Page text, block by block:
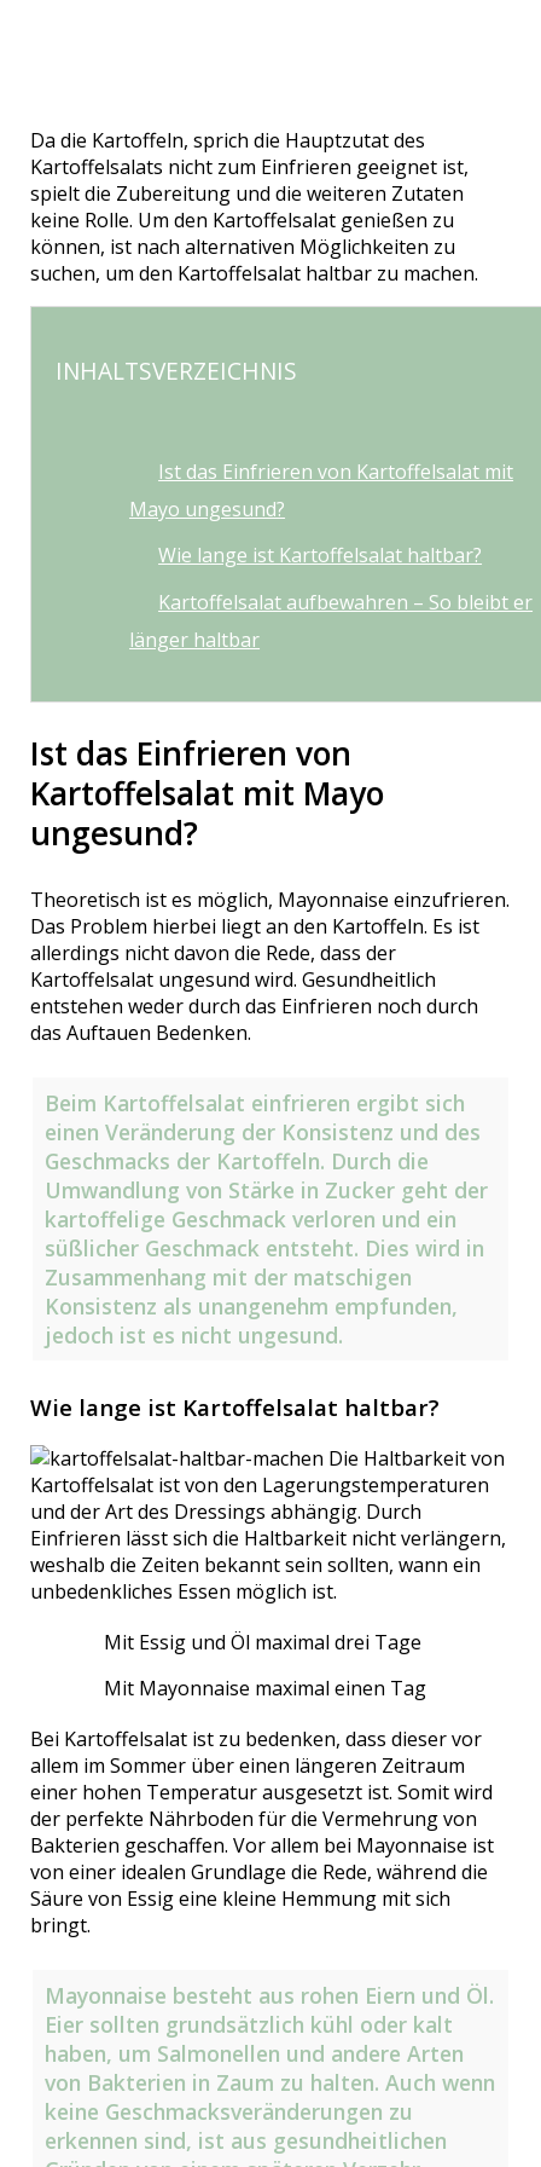
Da die Kartoffeln, sprich die Hauptzutat des
Kartoffelsalats nicht zum Einfrieren geeignet ist,
spielt die Zubereitung und die weiteren Zutaten
keine Rolle. Um den Kartoffelsalat genießen zu
können, ist nach alternativen Möglichkeiten zu
suchen, um den Kartoffelsalat haltbar zu machen.
INHALTSVERZEICHNIS
Ist das Einfrieren von Kartoffelsalat mit
Mayo ungesund?
Wie lange ist Kartoffelsalat haltbar?
Kartoffelsalat aufbewahren – So bleibt er
länger haltbar
Ist das Einfrieren von
Kartoffelsalat mit Mayo
ungesund?
Theoretisch ist es möglich, Mayonnaise einzufrieren.
Das Problem hierbei liegt an den Kartoffeln. Es ist
allerdings nicht davon die Rede, dass der
Kartoffelsalat ungesund wird. Gesundheitlich
entstehen weder durch das Einfrieren noch durch
das Auftauen Bedenken.
Beim Kartoffelsalat einfrieren ergibt sich
einen Veränderung der Konsistenz und des
Geschmacks der Kartoffeln. Durch die
Umwandlung von Stärke in Zucker geht der
kartoffelige Geschmack verloren und ein
süßlicher Geschmack entsteht. Dies wird in
Zusammenhang mit der matschigen
Konsistenz als unangenehm empfunden,
jedoch ist es nicht ungesund.
Wie lange ist Kartoffelsalat haltbar?
Die Haltbarkeit von
Kartoffelsalat ist von den Lagerungstemperaturen
und der Art des Dressings abhängig. Durch
Einfrieren lässt sich die Haltbarkeit nicht verlängern,
weshalb die Zeiten bekannt sein sollten, wann ein
unbedenkliches Essen möglich ist.
Mit Essig und Öl maximal drei Tage
Mit Mayonnaise maximal einen Tag
Bei Kartoffelsalat ist zu bedenken, dass dieser vor
allem im Sommer über einen längeren Zeitraum
einer hohen Temperatur ausgesetzt ist. Somit wird
der perfekte Nährboden für die Vermehrung von
Bakterien geschaffen. Vor allem bei Mayonnaise ist
von einer idealen Grundlage die Rede, während die
Säure von Essig eine kleine Hemmung mit sich
bringt.
Mayonnaise besteht aus rohen Eiern und Öl.
Eier sollten grundsätzlich kühl oder kalt
haben, um Salmonellen und andere Arten
von Bakterien in Zaum zu halten. Auch wenn
keine Geschmacksveränderungen zu
erkennen sind, ist aus gesundheitlichen